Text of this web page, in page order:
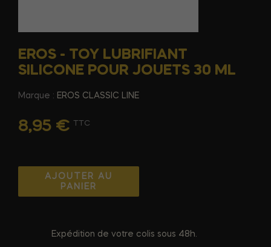
EROS - TOY LUBRIFIANT
SILICONE POUR JOUETS 30 ML
Marque : EROS CLASSIC LINE
8,95 € TTC
AJOUTER AU
PANIER
Expédition de votre colis sous 48h.